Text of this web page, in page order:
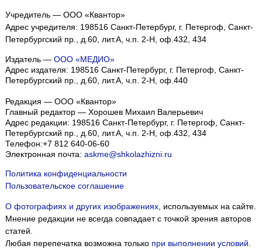
Учредитель — ООО «Квантор»
Адрес учредителя: 198516 Санкт-Петербург, г. Петергоф, Санкт-
Петербургский пр., д.60, лит.А, ч.п. 2-Н, оф.432, 434
Издатель — ООО «МЕДИО»
Адрес издателя: 198516 Санкт-Петербург, г. Петергоф, Санкт-
Петербургский пр., д.60, лит.А, ч.п. 2-Н, оф.440
Редакция — ООО «Квантор»
Главный редактор — Хорошев Михаил Валерьевич
Адрес редакции: 198516 Санкт-Петербург, г. Петергоф, Санкт-
Петербургский пр., д.60, лит.А, ч.п. 2-Н, оф.432, 434
Телефон:+7 812 640-06-60
Электронная почта: askme@shkolazhizni.ru
Политика конфиденциальности
Пользовательское соглашение
О фотографиях и других изображениях, используемых на сайте.
Мнение редакции не всегда совпадает с точкой зрения авторов
статей.
Любая перепечатка возможна только при выполнении условий.